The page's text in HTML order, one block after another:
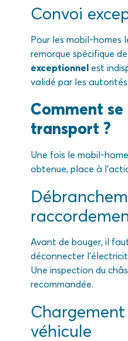
Convoi
Pour les mobil-homes
remorque spécifique de
exceptionnel est
validé par les autorités.
Comment
transport ?
Une fois le mobil-
obtenue, place à
Avant de bouger, il
déconnecter
Une inspection du
recommandée.
véhicule